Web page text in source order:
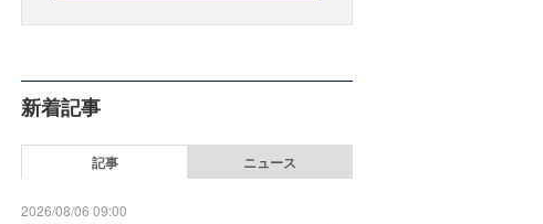
新着記事
記事 ニュース
2026/08/06 09:00